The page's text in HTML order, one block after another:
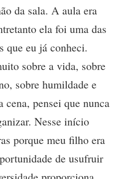
da sala. A aula era
ela foi uma das
que eu já conheci.
sobre a vida, sobre
sobre humildade e
cena, pensei que nunca
Nesse início
porque meu filho era
de usufruir